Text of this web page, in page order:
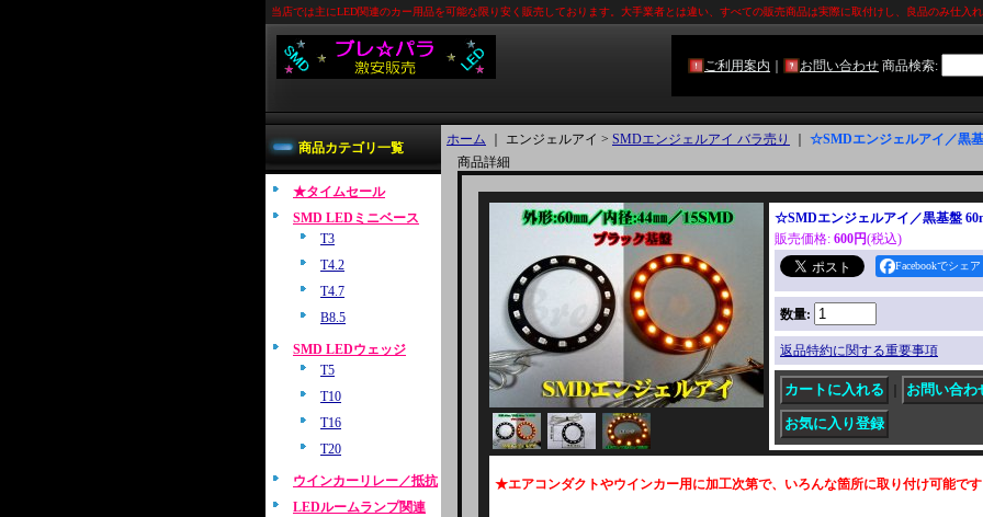
当店では主にLED関連のカー用品を可能な限り安く販売しております。大手業者とは違い、すべての販売商品は実際に取付けし、良品のみ仕­入
ご利用案内 お問い合わせ 商品検索:
商品カテゴリ一覧
★タイムセール
SMD LEDミニベース
T3
T4.2
T4.7
B8.5
SMD LEDウェッジ
T5
T10
T16
T20
ウインカーリレー／抵抗
LEDルームランプ関連
ホーム ｜ エンジェルアイ > SMDエンジェルアイ バラ売り
☆SMDエンジェルアイ／黒
商品詳細
☆SMDエンジェルアイ／黒基盤
販売価格: 600円(税込)
Facebookでシェア
数量:
返品特約に関する重要事項
★エアコンダクトやウインカー用に加工次第で、いろんな箇所に取り付け可能で